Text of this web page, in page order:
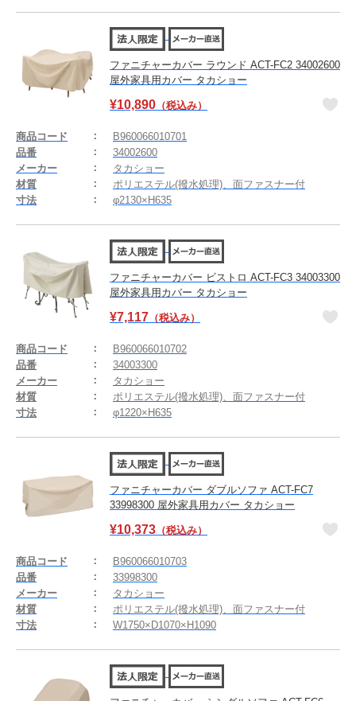
ファニチャーカバー ラウンド ACT-FC2 34002600
屋外家具用カバー タカショー
¥10,890 （税込み）
商品コード
B960066010701
品番
34002600
メーカー
タカショー
材質
ポリエステル(撥水処理)、面ファスナー付
寸法
φ2130×H635
ファニチャーカバー ビストロ ACT-FC3 34003300
屋外家具用カバー タカショー
¥7,117 （税込み）
商品コード
B960066010702
品番
34003300
メーカー
タカショー
材質
ポリエステル(撥水処理)、面ファスナー付
寸法
φ1220×H635
ファニチャーカバー ダブルソファ ACT-FC7
33998300 屋外家具用カバー タカショー
¥10,373 （税込み）
商品コード
B960066010703
品番
33998300
メーカー
タカショー
材質
ポリエステル(撥水処理)、面ファスナー付
寸法
W1750×D1070×H1090